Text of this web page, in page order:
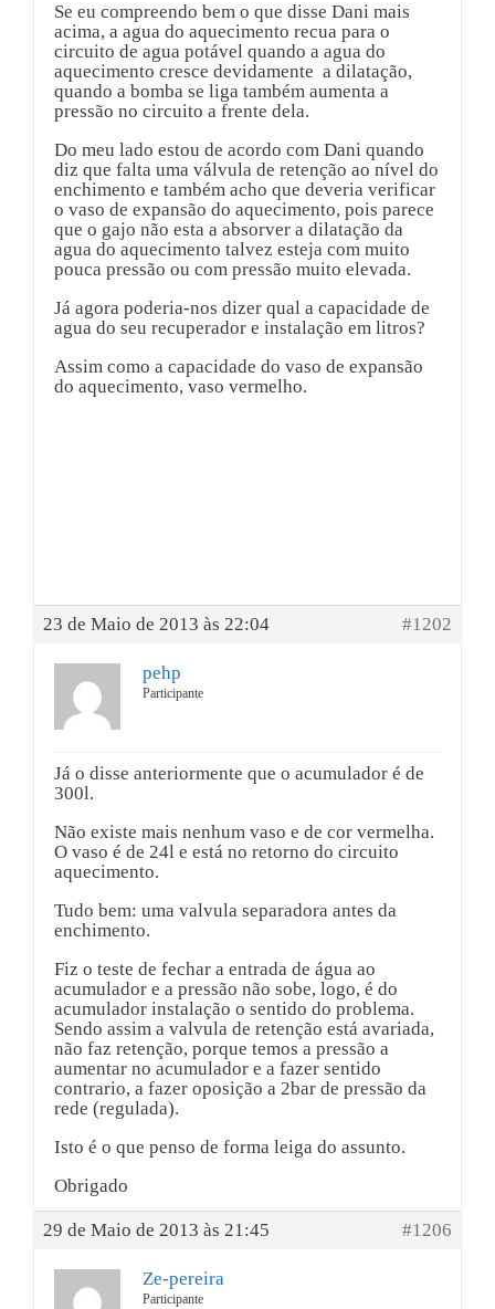
Se eu compreendo bem o que disse Dani mais
acima, a agua do aquecimento recua para o
circuito de agua potável quando a agua do
aquecimento cresce devidamente a dilatação,
quando a bomba se liga também aumenta a
pressão no circuito a frente dela.
Do meu lado estou de acordo com Dani quando
diz que falta uma válvula de retenção ao nível do
enchimento e também acho que deveria verificar
o vaso de expansão do aquecimento, pois parece
que o gajo não esta a absorver a dilatação da
agua do aquecimento talvez esteja com muito
pouca pressão ou com pressão muito elevada.
Já agora poderia-nos dizer qual a capacidade de
agua do seu recuperador e instalação em litros?
Assim como a capacidade do vaso de expansão
do aquecimento, vaso vermelho.
23 de Maio de 2013 às 22:04 #1202
pehp
Participante
Já o disse anteriormente que o acumulador é de
300l.
Não existe mais nenhum vaso e de cor vermelha.
O vaso é de 24l e está no retorno do circuito
aquecimento.
Tudo bem: uma valvula separadora antes da
enchimento.
Fiz o teste de fechar a entrada de água ao
acumulador e a pressão não sobe, logo, é do
acumulador instalação o sentido do problema.
Sendo assim a valvula de retenção está avariada,
não faz retenção, porque temos a pressão a
aumentar no acumulador e a fazer sentido
contrario, a fazer oposição a 2bar de pressão da
rede (regulada).
Isto é o que penso de forma leiga do assunto.
Obrigado
29 de Maio de 2013 às 21:45 #1206
Ze-pereira
Participante